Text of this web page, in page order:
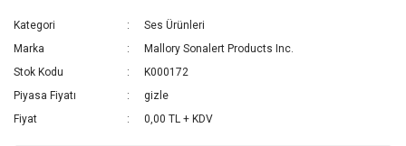
Kategori
Ses Ürünleri
Marka
Mallory Sonalert Products Inc.
Stok Kodu
K000172
Piyasa Fiyatı
gizle
Fiyat
0,00 TL + KDV